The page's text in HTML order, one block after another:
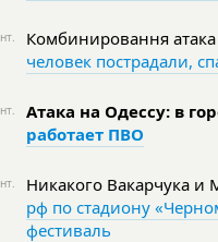
Комбинировання
человек пострадали,
Атака на Одессу: в
работает ПВО
Никакого Вакарчука и
рф по стадиону
фестиваль